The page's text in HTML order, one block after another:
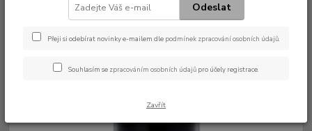
W 936/10
Odeslat
Přeji si odebírat novinky e-mailem dle podmínek zpracování osobních údajů.
Souhlasím se zpracováním osobních údajů pro účely registrace.
Zavřít